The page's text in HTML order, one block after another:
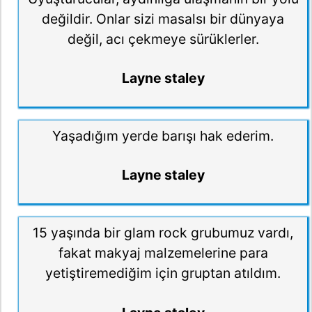
değildir. Onlar sizi masalsı bir dünyaya
değil, acı çekmeye sürüklerler.
Layne staley
Yaşadığım yerde barışı hak ederim.
Layne staley
15 yaşında bir glam rock grubumuz vardı,
fakat makyaj malzemelerine para
yetiştiremediğim için gruptan atıldım.